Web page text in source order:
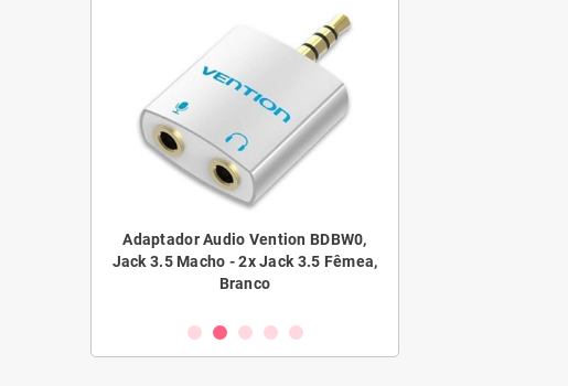
Adaptador Audio Vention BDBW0,
Jack 3.5 Macho - 2x Jack 3.5 Fêmea,
Branco